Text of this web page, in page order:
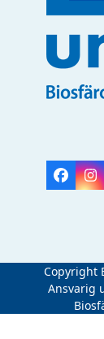
Copyright
Ansvarig